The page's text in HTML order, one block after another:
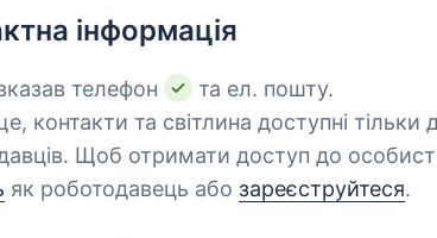
інформація
телефон
та ел. пошту.
контакти та світлина доступні тільки
Щоб отримати доступ до
як роботодавець або зареєструйтеся.